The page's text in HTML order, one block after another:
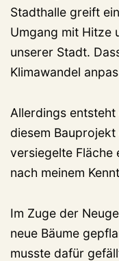
Stadthalle greift
Umgang mit Hitze
unserer Stadt.
Klimawandel
Allerdings
diesem
versiegelte Fläche
nach meinem
Im Zuge der
neue Bäume
musste dafür